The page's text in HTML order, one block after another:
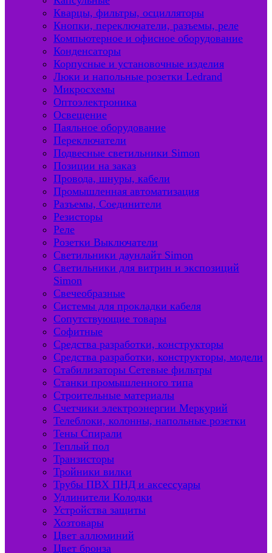
Кварцы, фильтры, осцилляторы
Кнопки, переключатели, разъемы, реле
Компьютерное и офисное оборудование
Конденсаторы
Корпусные и установочные изделия
Люки и напольные розетки Ledrand
Микросхемы
Оптоэлектроника
Освещение
Паяльное оборудование
Переключатели
Подвесные светильники Simon
Позиции на заказ
Провода, шнуры, кабели
Промышленная автоматизация
Разъемы, Соединители
Резисторы
Реле
Розетки Выключатели
Светильники даунлайт Simon
Светильники для витрин и экспозиций
Simon
Свечеобразные
Системы для прокладки кабеля
Сопутствующие товары
Софитные
Средства разработки, конструкторы
Средства разработки, конструкторы, модели
Стабилизаторы Сетевые фильтры
Станки промышленного типа
Строительные материалы
Счетчики электроэнергии Меркурий
Телеблоки, колонны, напольные розетки
Тены Спирали
Теплый пол
Транзисторы
Тройники вилки
Трубы ПВХ ПНД и аксессуары
Удлинители Колодки
Устройства защиты
Хозтовары
Цвет аллюминий
Цвет бронза